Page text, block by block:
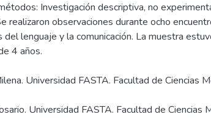
Investigación descriptiva, no
realizaron observaciones durante ocho
del lenguaje y la comunicación. La muestra
Universidad FASTA. Facultad de Ciencias
Universidad FASTA. Facultad de Ciencias